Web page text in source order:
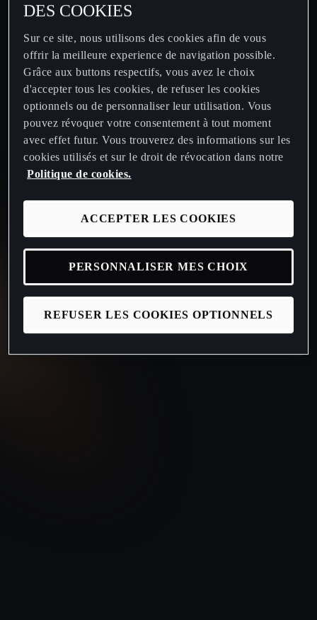
DES COOKIES
Sur ce site, nous utilisons des cookies afin de vous
offrir la meilleure experience de navigation possible.
Grâce aux buttons respectifs, vous avez le choix
d'accepter tous les cookies, de refuser les cookies
optionnels ou de personnaliser leur utilisation. Vous
pouvez révoquer votre consentement à tout moment
avec effet futur. Vous trouverez des informations sur les
cookies utilisés et sur le droit de révocation dans notre
Politique de cookies.
REFUSER LES COOKIES OPTIONNELS
ACCEPTER LES COOKIES
PERSONNALISER MES CHOIX